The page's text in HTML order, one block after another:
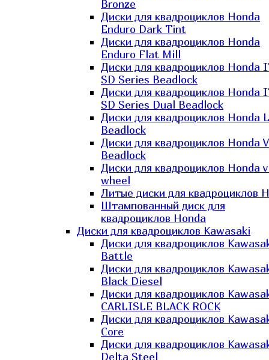
Bronze
Диски для квадроциклов Honda
Enduro Dark Tint
Диски для квадроциклов Honda
Enduro Flat Mill
Диски для квадроциклов Honda
SD Series Beadlock
Диски для квадроциклов Honda
SD Series Dual Beadlock
Диски для квадроциклов Honda
Beadlock
Диски для квадроциклов Honda
Beadlock
Диски для квадроциклов Honda
wheel
Литые диски для квадроциклов
Штампованный диск для
квадроциклов Honda
Диски для квадроциклов Kawasaki
Диски для квадроциклов
Battle
Диски для квадроциклов
Black Diesel
Диски для квадроциклов
CARLISLE BLACK ROCK
Диски для квадроциклов
Core
Диски для квадроциклов
Delta Steel